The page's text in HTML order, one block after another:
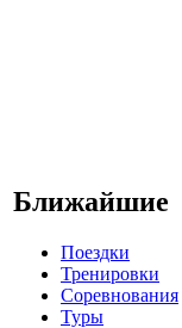
Ближайшие
Поездки
Тренировки
Соревнования
Туры